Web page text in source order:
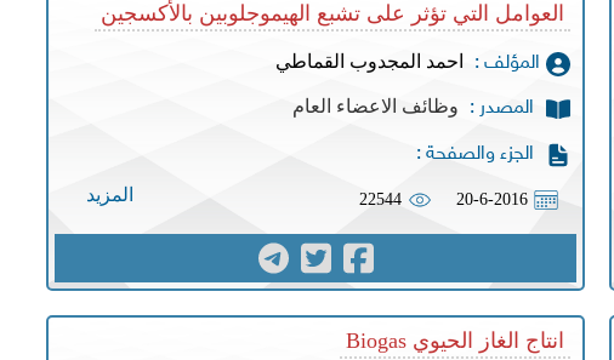
العوامل التي تؤثر على تشبع الهيموجلوبين بالأكسجين
المؤلف : احمد المجدوب القماطي
المصدر : وظائف الاعضاء العام
الجزء والصفحة :
20-6-2016
22544 المزيد
انتاج الغاز الحيوي Biogas